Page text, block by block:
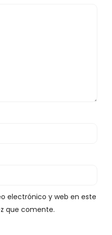
electrónico y web en este
que comente.